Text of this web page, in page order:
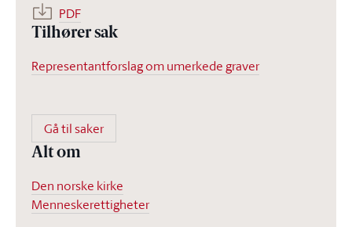
PDF
Tilhører sak
Representantforslag om umerkede graver
Gå til saker
Alt om
Den norske kirke
Menneskerettigheter